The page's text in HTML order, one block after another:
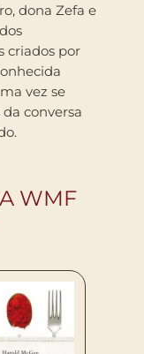
dona Zefa e
criados por
vez se
conversa
WMF